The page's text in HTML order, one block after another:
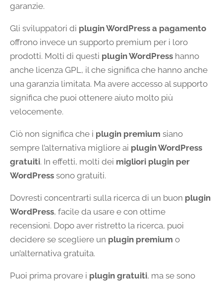
garanzie.
Gli sviluppatori di plugin WordPress a pagamento
offrono invece un supporto premium per i loro
prodotti. Molti di questi plugin WordPress hanno
anche licenza GPL, il che significa che hanno anche
una garanzia limitata. Ma avere accesso al supporto
significa che puoi ottenere aiuto molto più
velocemente.
Ciò non significa che i plugin premium siano
sempre l’alternativa migliore ai plugin WordPress
gratuiti. In effetti, molti dei migliori plugin per
WordPress sono gratuiti.
Dovresti concentrarti sulla ricerca di un buon plugin
WordPress, facile da usare e con ottime
recensioni. Dopo aver ristretto la ricerca, puoi
decidere se scegliere un plugin premium o
un’alternativa gratuita.
Puoi prima provare i plugin gratuiti, ma se sono